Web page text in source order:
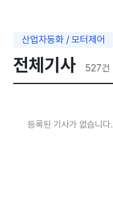
산업자동화 / 모터제어
전체기사 527건
등록된 기사가 없습니다.